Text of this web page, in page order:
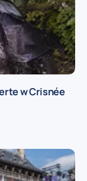
w Crisnée